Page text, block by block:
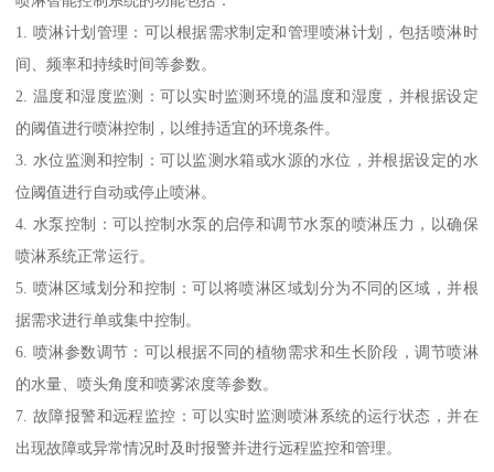
1. 喷淋计划管理：可以根据需求制定和管理喷淋计划，包括喷淋时
间、频率和持续时间等参数。
2. 温度和湿度监测：可以实时监测环境的温度和湿度，并根据设定
的阈值进行喷淋控制，以维持适宜的环境条件。
3. 水位监测和控制：可以监测水箱或水源的水位，并根据设定的水
位阈值进行自动或停止喷淋。
4. 水泵控制：可以控制水泵的启停和调节水泵的喷淋压力，以确保
喷淋系统正常运行。
5. 喷淋区域划分和控制：可以将喷淋区域划分为不同的区域，并根
据需求进行单或集中控制。
6. 喷淋参数调节：可以根据不同的植物需求和生长阶段，调节喷淋
的水量、喷头角度和喷雾浓度等参数。
7. 故障报警和远程监控：可以实时监测喷淋系统的运行状态，并在
出现故障或异常情况时及时报警并进行远程监控和管理。